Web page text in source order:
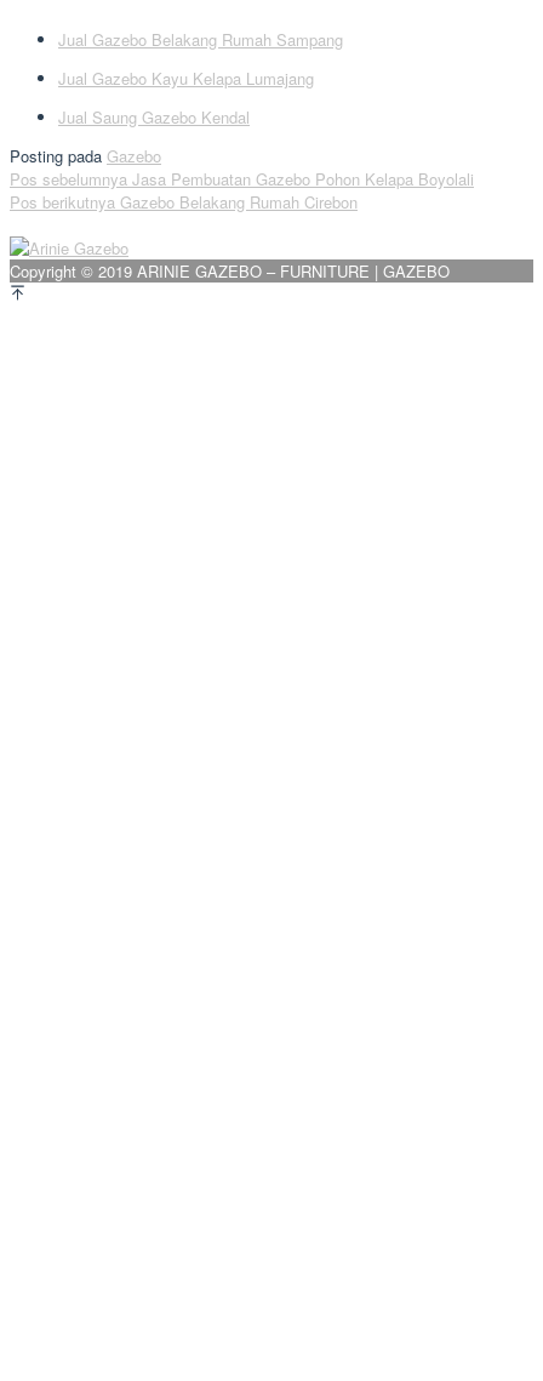
Jual Gazebo Belakang Rumah Sampang
Jual Gazebo Kayu Kelapa Lumajang
Jual Saung Gazebo Kendal
Posting pada Gazebo
Navigasi
pos
Pos sebelumnya Jasa Pembuatan Gazebo Pohon Kelapa Boyolali
Pos berikutnya Gazebo Belakang Rumah Cirebon
Copyright © 2019 ARINIE GAZEBO – FURNITURE | GAZEBO